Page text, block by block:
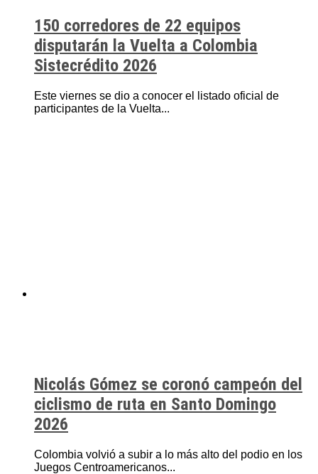
150 corredores de 22 equipos
disputarán la Vuelta a Colombia
Sistecrédito 2026
Este viernes se dio a conocer el listado oficial de
participantes de la Vuelta...
Nicolás Gómez se coronó campeón del
ciclismo de ruta en Santo Domingo
2026
Colombia volvió a subir a lo más alto del podio en los
Juegos Centroamericanos...